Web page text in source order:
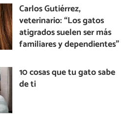
Carlos Gutiérrez,
veterinario: “Los gatos
atigrados suelen ser más
familiares y dependientes”
10 cosas que tu gato sabe
de ti